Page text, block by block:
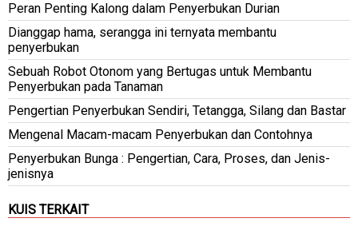
Peran Penting Kalong dalam Penyerbukan Durian
Dianggap hama, serangga ini ternyata membantu
penyerbukan
Sebuah Robot Otonom yang Bertugas untuk Membantu
Penyerbukan pada Tanaman
Pengertian Penyerbukan Sendiri, Tetangga, Silang dan Bastar
Mengenal Macam-macam Penyerbukan dan Contohnya
Penyerbukan Bunga : Pengertian, Cara, Proses, dan Jenis-
jenisnya
KUIS TERKAIT